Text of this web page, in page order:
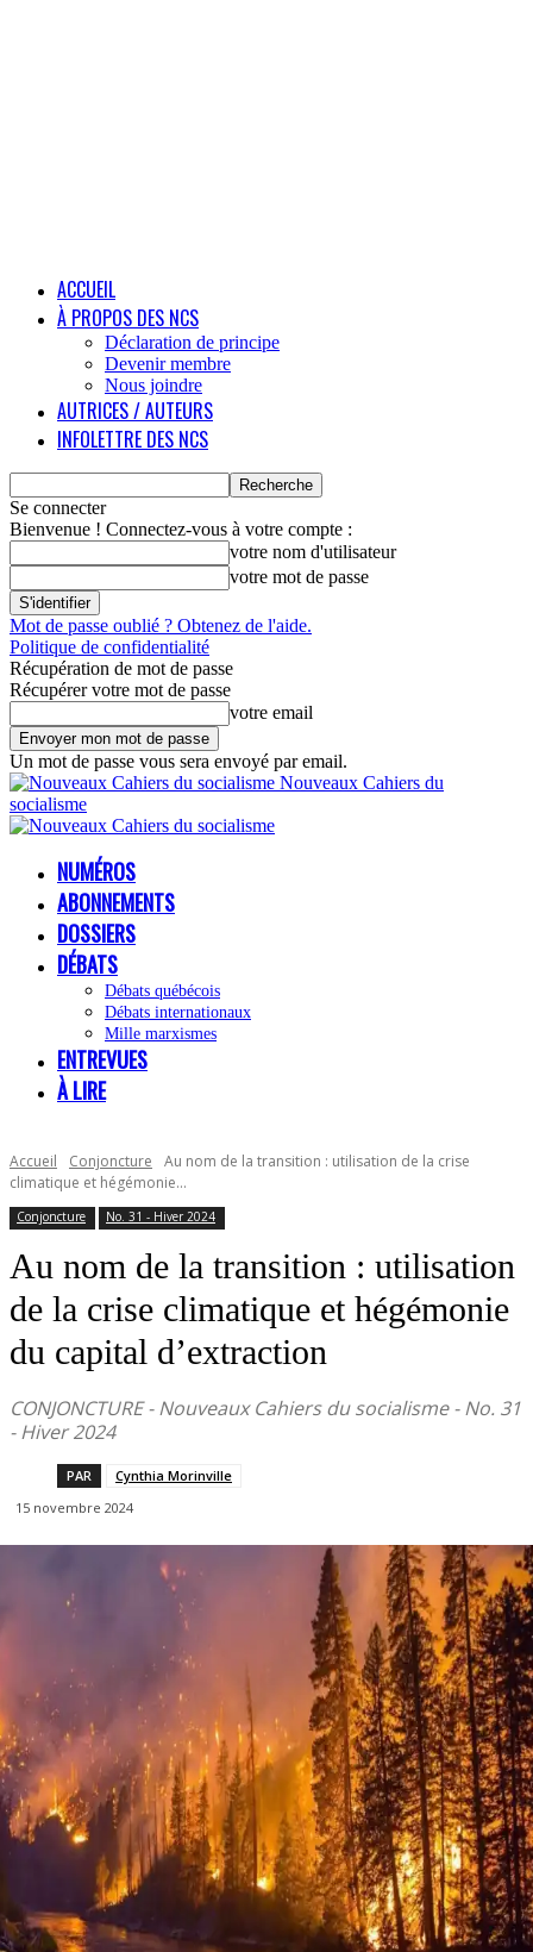
ACCUEIL
À PROPOS DES NCS
Déclaration de principe
Devenir membre
Nous joindre
AUTRICES / AUTEURS
INFOLETTRE DES NCS
Se connecter
Bienvenue ! Connectez-vous à votre compte :
votre nom d'utilisateur
votre mot de passe
Mot de passe oublié ? Obtenez de l'aide.
Politique de confidentialité
Récupération de mot de passe
Récupérer votre mot de passe
votre email
Un mot de passe vous sera envoyé par email.
Nouveaux Cahiers du
socialisme
NUMÉROS
ABONNEMENTS
DOSSIERS
DÉBATS
Débats québécois
Débats internationaux
Mille marxismes
ENTREVUES
À LIRE
Accueil Conjoncture
Au nom de la transition : utilisation de la crise
climatique et hégémonie...
Conjoncture No. 31 - Hiver 2024
Au nom de la transition : utilisation
de la crise climatique et hégémonie
du capital d’extraction
CONJONCTURE - Nouveaux Cahiers du socialisme - No. 31
- Hiver 2024
PAR
Cynthia Morinville
15 novembre 2024